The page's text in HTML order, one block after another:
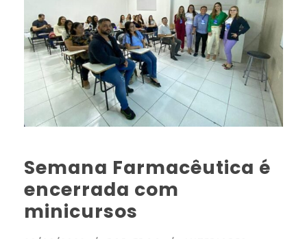
Semana Farmacêutica é
encerrada com
minicursos